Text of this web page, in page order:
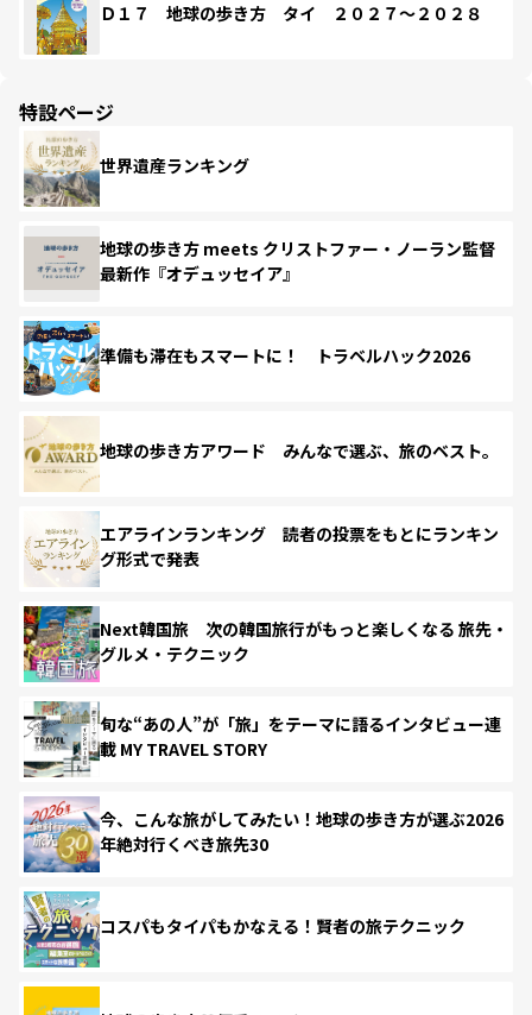
Ｄ１７ 地球の歩き方 タイ ２０２７～２０２８
特設ページ
世界遺産ランキング
地球の歩き方 meets クリストファー・ノーラン監督
最新作『オデュッセイア』
準備も滞在もスマートに！ トラベルハック2026
地球の歩き方アワード みんなで選ぶ、旅のベスト。
エアラインランキング 読者の投票をもとにランキン
グ形式で発表
Next韓国旅 次の韓国旅行がもっと楽しくなる 旅先・
グルメ・テクニック
旬な“あの人”が「旅」をテーマに語るインタビュー連
載 MY TRAVEL STORY
今、こんな旅がしてみたい！地球の歩き方が選ぶ2026
年絶対行くべき旅先30
コスパもタイパもかなえる！賢者の旅テクニック